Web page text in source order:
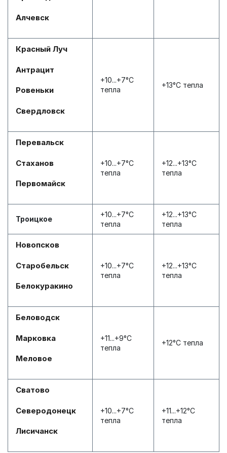
Алчевск
Красный Луч
Антрацит
Ровеньки
Свердловск
+10...+7°С
тепла
+13°С тепла
Перевальск
Стаханов
Первомайск
+10...+7°С
тепла
+12...+13°С
тепла
Троицкое
+10...+7°С
тепла
+12...+13°С
тепла
Новопсков
Старобельск
Белокуракино
+10...+7°С
тепла
+12...+13°С
тепла
Беловодск
Марковка
Меловое
+11...+9°С
тепла
+12°С тепла
Сватово
Северодонецк
Лисичанск
+10...+7°С
тепла
+11...+12°С
тепла